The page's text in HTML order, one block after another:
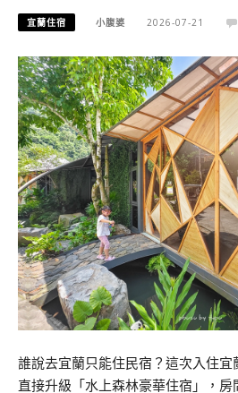
宜蘭住宿 小腹婆 2026-07-21
誰說去宜蘭只能住民宿？這次入住宜
直接升級「水上森林豪華住宿」，